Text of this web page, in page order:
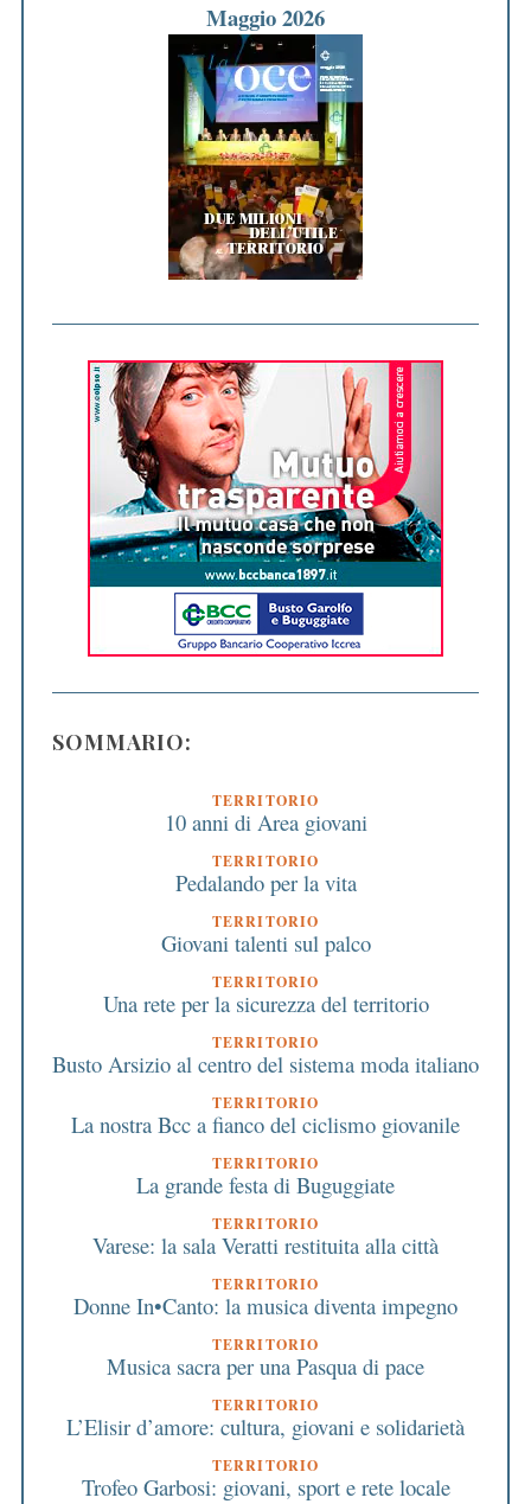
Maggio 2026
SOMMARIO:
TERRITORIO
10 anni di Area giovani
TERRITORIO
Pedalando per la vita
TERRITORIO
Giovani talenti sul palco
TERRITORIO
Una rete per la sicurezza del territorio
TERRITORIO
Busto Arsizio al centro del sistema moda italiano
TERRITORIO
La nostra Bcc a fianco del ciclismo giovanile
TERRITORIO
La grande festa di Buguggiate
TERRITORIO
Varese: la sala Veratti restituita alla città
TERRITORIO
Donne In•Canto: la musica diventa impegno
TERRITORIO
Musica sacra per una Pasqua di pace
TERRITORIO
L’Elisir d’amore: cultura, giovani e solidarietà
TERRITORIO
Trofeo Garbosi: giovani, sport e rete locale